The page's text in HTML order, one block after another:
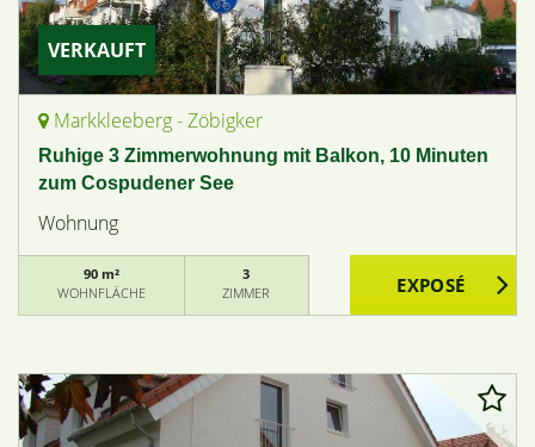
VERKAUFT
Markkleeberg - Zöbigker
Ruhige 3 Zimmerwohnung mit Balkon, 10 Minuten
zum Cospudener See
Wohnung
90 m²
WOHNFLÄCHE
3
ZIMMER